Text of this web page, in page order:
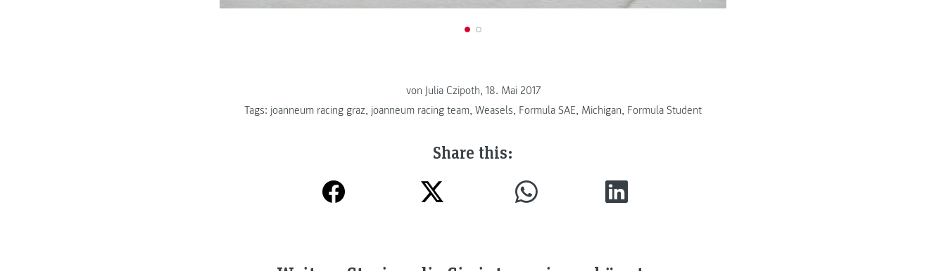
von Julia Czipoth, 18. Mai 2017
Tags: joanneum racing graz, joanneum racing team, Weasels, Formula SAE, Michigan, Formula Student
Share this: